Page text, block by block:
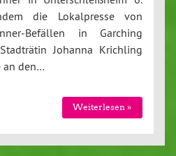
die Lokalpresse von
Befällen in Garching
Johanna Krichling
an den…
Weiterlesen »